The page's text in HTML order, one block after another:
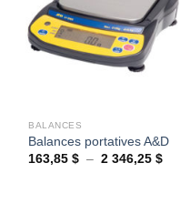
Ajouter
à la
wishlist
BALANCES
Balances portatives A&D
163,85$ – 2 346,25$